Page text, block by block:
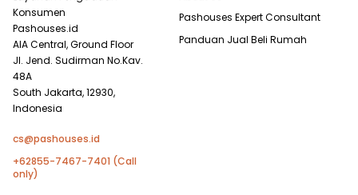
Konsumen
Pashouses.id
AIA Central, Ground Floor
Jl. Jend. Sudirman No.Kav.
48A
South Jakarta, 12930,
Indonesia
cs@pashouses.id
+62855-7467-7401 (Call
only)
Pashouses Expert Consultant
Panduan Jual Beli Rumah